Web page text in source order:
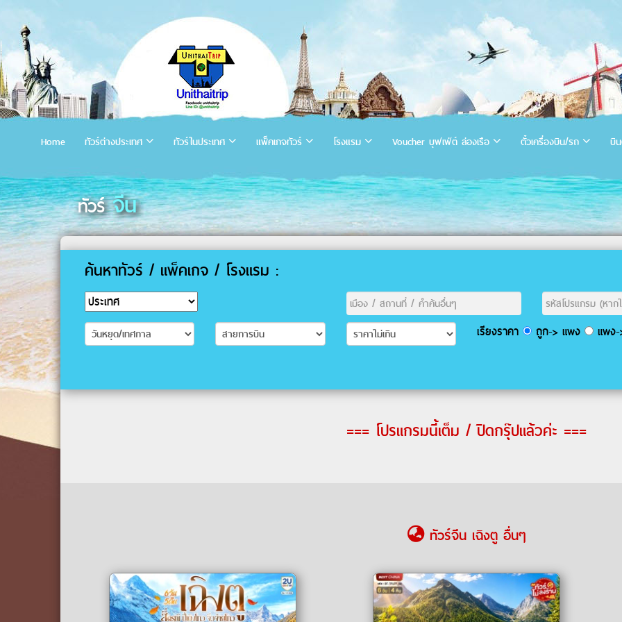
Home ทัวร์ต่างประเทศ ทัวร์ในประเทศ แพ็คเกจทัวร์ โรงแรม Voucher บุฟเฟ่ต์ ล่องเรือ ตั๋วเครื่องบิน/รถ บิ
ทัวร์ จีน
ค้นหาทัวร์ / แพ็คเกจ / โรงแรม :
เรียงราคา ถูก-> แพง แพง-
=== โปรแกรมนี้เต็ม / ปิดกรุ๊ปแล้วค่ะ ===
ทัวร์จีน เฉิงตู อื่นๆ